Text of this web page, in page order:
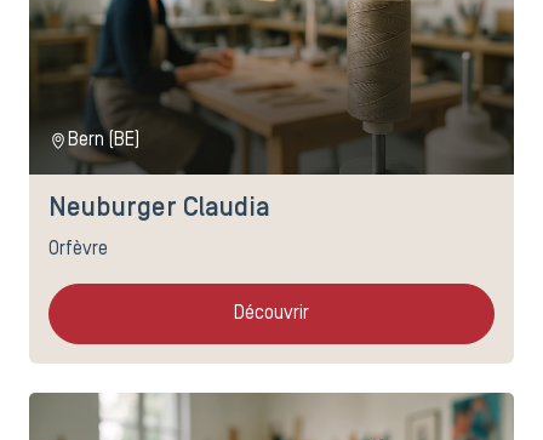
Bern (BE)
Neuburger Claudia
Orfèvre
Découvrir